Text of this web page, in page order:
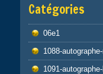
Catégories
06e1
1088-
1091-